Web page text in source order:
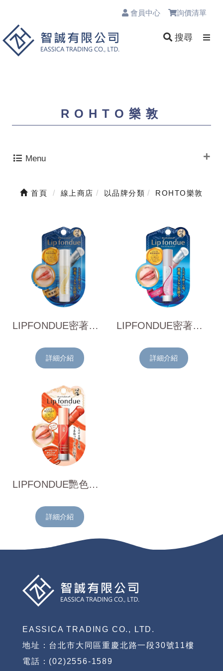
會員中心 詢價清單
搜尋
ROHTO樂敦
Menu
首頁 線上商店 以品牌分類 ROHTO樂敦
LIPFONDUE密著潤唇膏(無香料)4.2g
詳細介紹
LIPFONDUE密著潤唇膏 (果露玫瑰香)4.2g
詳細介紹
LIPFONDUE艷色潤唇膏 (橙橘色)4.2g
詳細介紹
EASSICA TRADING CO., LTD.
地址：台北市大同區重慶北路一段30號11樓
電話：(02)2556-1589